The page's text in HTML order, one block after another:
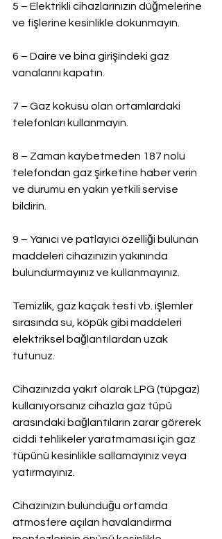
5 – Elektrikli cihazlarınızın düğmelerine
ve fişlerine kesinlikle dokunmayın.
6 – Daire ve bina girişindeki gaz
vanalarını kapatın.
7 – Gaz kokusu olan ortamlardaki
telefonları kullanmayın.
8 – Zaman kaybetmeden 187 nolu
telefondan gaz şirketine haber verin
ve durumu en yakın yetkili servise
bildirin.
9 – Yanıcı ve patlayıcı özelliği bulunan
maddeleri cihazınızın yakınında
bulundurmayınız ve kullanmayınız.
Temizlik, gaz kaçak testi vb. işlemler
sırasında su, köpük gibi maddeleri
elektriksel bağlantılardan uzak
tutunuz.
Cihazınızda yakıt olarak LPG (tüpgaz)
kullanıyorsanız cihazla gaz tüpü
arasındaki bağlantıların zarar görerek
ciddi tehlikeler yaratmaması için gaz
tüpünü kesinlikle sallamayınız veya
yatırmayınız.
Cihazınızın bulunduğu ortamda
atmosfere açılan havalandırma